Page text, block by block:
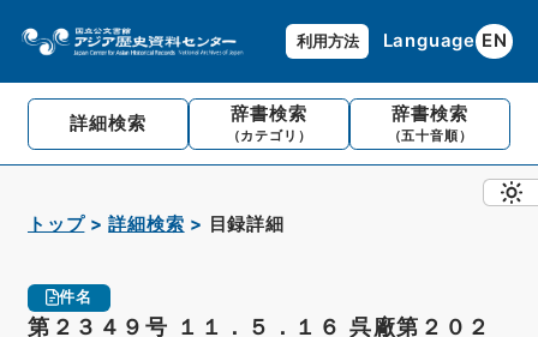
利用方法 Language EN
詳細検索 辞書検索
（カテゴリ）
辞書検索
（五十音順）
トップ 詳細検索 目録詳細
件名
第２３４９号 １１．５．１６ 呉廠第２０２